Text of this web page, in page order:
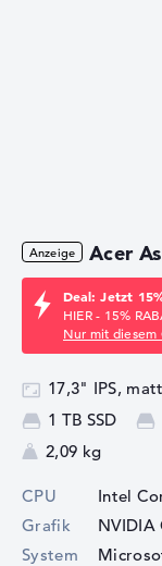
Acer
Deal: Jetzt
HIER - 15%
Nur mit diesem
17,3" IPS,
1 TB SSD
2,09 kg
CPU Intel
Grafik
NVIDIA
System